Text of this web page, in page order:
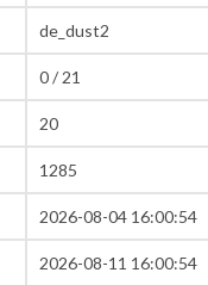
de_dust2
0 / 21
20
1285
2026-08-04 16:00:54
2026-08-11 16:00:54